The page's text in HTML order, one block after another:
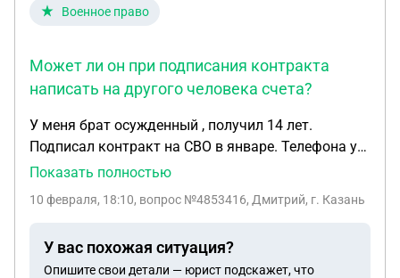
Военное право
Может ли он при подписания контракта
написать на другого человека счета?
У меня брат осужденный , получил 14 лет.
Подписал контракт на СВО в январе. Телефона у
него нет . Как он будет получать деньги. Сказал
Доступ к нему связи нет. Или у него открыта счет
написать на другого человека счета ?
Показать полностью
10 февраля, 18:10, вопрос №4853416, Дмитрий, г. Казань
У вас похожая ситуация?
Опишите свои детали — юрист подскажет, что